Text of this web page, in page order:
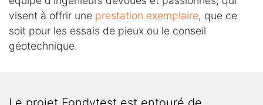
visent à offrir une prestation exemplaire, que ce
soit pour les essais de pieux ou le conseil
géotechnique.